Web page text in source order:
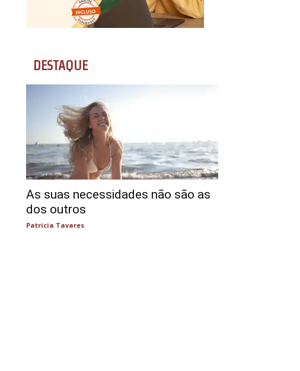
DESTAQUE
As suas necessidades não são as
dos outros
Patricia Tavares